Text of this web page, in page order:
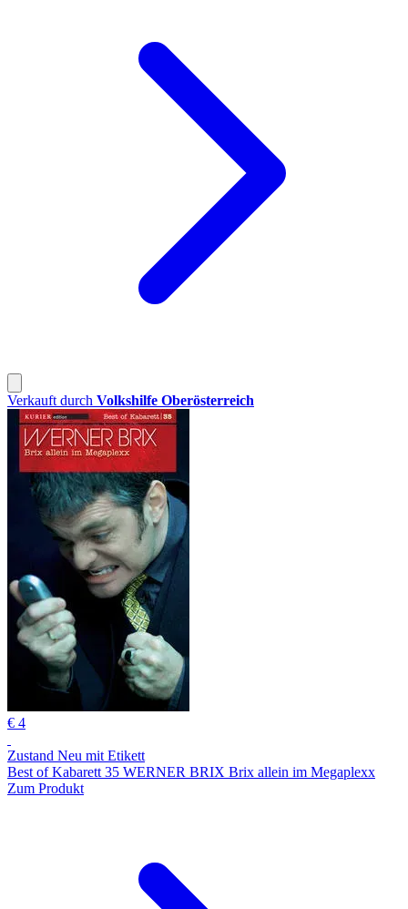
Verkauft durch Volkshilfe Oberösterreich
€ 4
Zustand Neu mit Etikett
Best of Kabarett 35 WERNER BRIX Brix allein im Megaplexx
Zum Produkt